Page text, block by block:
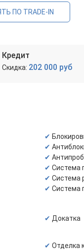
ПО TRADE-IN
Кредит
202 000 руб
Система
Система
Система
Докатка
Отделка